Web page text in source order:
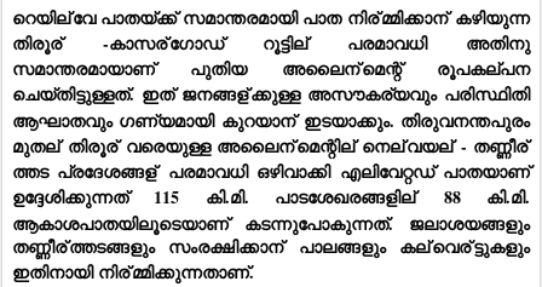
റെയില്വേ പാതയ്ക്ക് സമാന്തരമായി പാത നിര്മ്മിക്കാന് കഴിയുന്ന
തിരൂര് -കാസര്ഗോഡ് റൂട്ടില് പരമാവധി അതിനു
സമാന്തരമായാണ് പുതിയ അലൈന്മെന്റ് രൂപകല്പന
ചെയ്തിട്ടുള്ളത്. ഇത് ജനങ്ങള്ക്കുള്ള അസൗകര്യവും പരിസ്ഥിതി
ആഘാതവും ഗണ്യമായി കുറയാന് ഇടയാക്കും. തിരുവനന്തപുരം
മുതല് തിരൂര് വരെയുള്ള അലൈന്മെന്റില് നെല്വയല് - തണ്ണീര്
ത്തട പ്രദേശങ്ങള് പരമാവധി ഒഴിവാക്കി എലിവേറ്റഡ് പാതയാണ്
ഉദ്ദേശിക്കുന്നത് 115 കി.മി. പാടശേഖരങ്ങളില് 88 കി.മി.
ആകാശപാതയിലൂടെയാണ് കടന്നുപോകുന്നത്. ജലാശയങ്ങളും
തണ്ണീര്ത്തടങ്ങളും സംരക്ഷിക്കാന് പാലങ്ങളും കല്വെര്ട്ടുകളും
ഇതിനായി നിര്മ്മിക്കുന്നതാണ്.